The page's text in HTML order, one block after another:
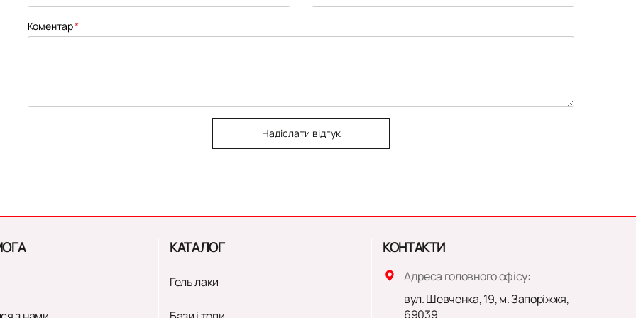
Коментар
Надіслати відгук
КАТАЛОГ
Гель лаки
КОНТАКТИ
Адреса головного офісу:
вул. Шевченка, 19, м. Запоріжжя,
69039